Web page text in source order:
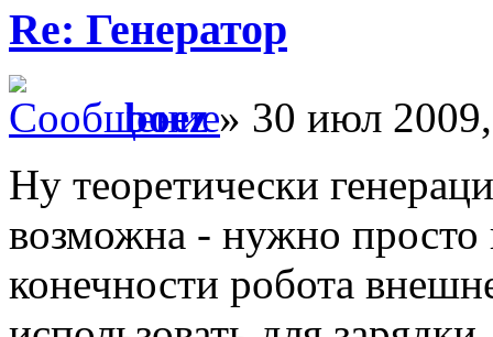
Re: Генератор
boez» 30 июл
Ну теоретически
возможна - нужно просто
конечности робота